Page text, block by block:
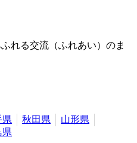
れる交流（ふれあい）のま
県 秋田県
山形県
県